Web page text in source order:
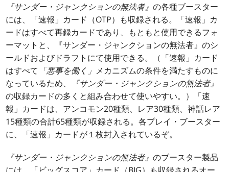
『サンダー・ジャンクションの無法者』の各種ブースター
には、「速報」カード（OTP）も収録される。「速報」カ
ードはすべて再録カードであり、もともと使用できるフォ
ーマットと、『サンダー・ジャンクションの無法者』のシ
ールドおよびドラフトにて使用できる。（「速報」カード
はすべて 「悪事を働く」 メカニズムの条件を満たすものに
なっているため、
『サンダー・ジャンクションの無法者』
の収録カードの多くと組み合わせて使いやすい。）「速
報」カードは、アンコモン20種類、レア30種類、神話レア
15種類の合計65種類が収録される。各プレイ・ブースター
に、「速報」カードが１枚封入されているぞ。
『サンダー・ジャンクションの無法者』のブースター製品